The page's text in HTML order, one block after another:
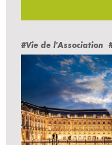
#Vie de l'Association